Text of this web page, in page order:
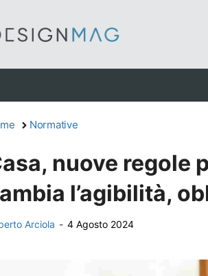
Normative
nuove regole
l’agibilità,
Arciola - 4 Agosto 2024